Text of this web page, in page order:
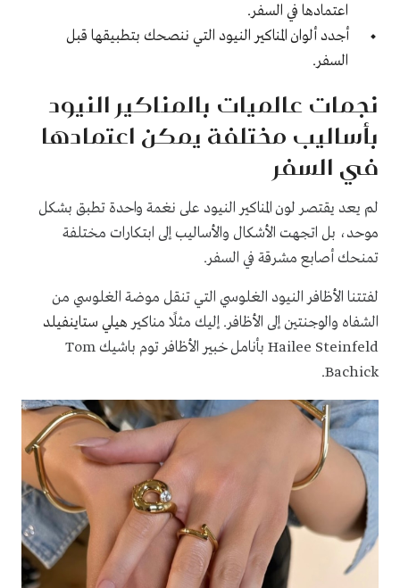
اعتمادها في السفر.
أجدد ألوان المناكير النيود التي ننصحك بتطبيقها قبل
السفر.
نجمات عالميات بالمناكير النيود
بأساليب مختلفة يمكن اعتمادها
في السفر
لم يعد يقتصر لون المناكير النيود على نغمة واحدة تطبق بشكل
موحد، بل اتجهت الأشكال والأساليب إلى ابتكارات مختلفة
تمنحك أصابع مشرقة في السفر.
لفتتنا الأظافر النيود الغلوسي التي تنقل موضة الغلوسي من
الشفاه والوجنتين إلى الأظافر. إليك مثلًا مناكير هيلي ستاينفيلد
Hailee Steinfeld بأنامل خبير الأظافر توم باشيك Tom
Bachick
.